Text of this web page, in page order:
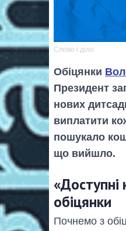
Слово і діло
Обіцянки
Президент
нових
виплатити
пошукало
що вийшло.
«Доступні
обіцянки
Почнемо з